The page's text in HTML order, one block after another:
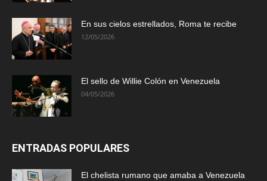
En sus cielos estrellados, Roma te recibe
12/05/2026
El sello de Willie Colón en Venezuela
04/05/2026
ENTRADAS POPULARES
El chelista rumano que amaba a Venezuela